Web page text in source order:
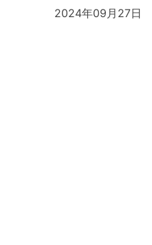
2024年09月27日